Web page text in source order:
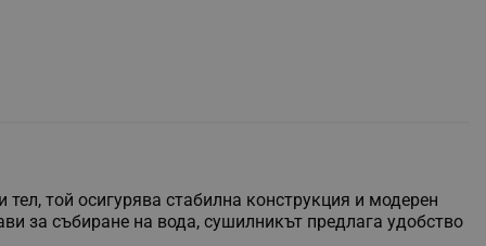
той осигурява стабилна конструкция и модерен
за събиране на вода, сушилникът предлага удобство